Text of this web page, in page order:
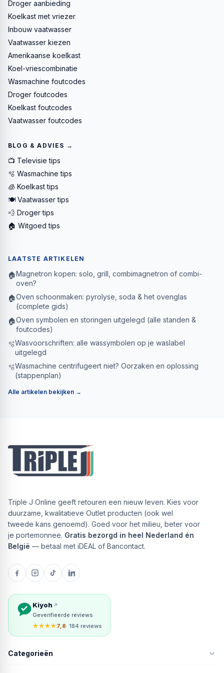
Droger aanbieding
Koelkast met vriezer
Inbouw vaatwasser
Vaatwasser kiezen
Amerikaanse koelkast
Koel-vriescombinatie
Wasmachine foutcodes
Droger foutcodes
Koelkast foutcodes
Vaatwasser foutcodes
BLOG & ADVIES →
📺 Televisie tips
🫧 Wasmachine tips
🧊 Koelkast tips
🍽️ Vaatwasser tips
💨 Droger tips
🏠 Witgoed tips
LAATSTE ARTIKELEN
🏠Magnetron kopen: solo, grill, combimagnetron of combi-
oven?
🏠Oven schoonmaken: pyrolyse, soda & het ovenglas
(complete gids)
🏠Oven symbolen en storingen uitgelegd (alle standen &
foutcodes)
🫧Wasvoorschriften: alle wassymbolen op je waslabel
uitgelegd
🫧Wasmachine centrifugeert niet? Oorzaken en oplossing
(stappenplan)
Alle artikelen bekijken →
Triple J Online geeft retouren een nieuw leven. Kies voor
duurzame, kwalitatieve Outlet producten (ook wel
tweede kans genoemd). Goed voor het milieu, beter voor
je portemonnee. Gratis bezorgd in heel Nederland én
België — betaal met iDEAL of Bancontact.
Kiyoh
Geverifieerde reviews
★★★★7,8· 184 reviews
Categorieën